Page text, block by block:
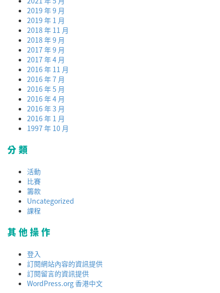
2019 年 9 月
2019 年 1 月
2018 年 11 月
2018 年 9 月
2017 年 9 月
2017 年 4 月
2016 年 11 月
2016 年 7 月
2016 年 5 月
2016 年 4 月
2016 年 3 月
2016 年 1 月
1997 年 10 月
分類
活動
比賽
籌款
Uncategorized
課程
其他操作
登入
訂閱網站內容的資訊提供
訂閱留言的資訊提供
WordPress.org 香港中文